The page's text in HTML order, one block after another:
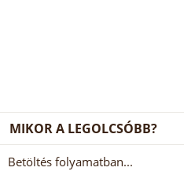
MIKOR A LEGOLCSÓBB?
Betöltés folyamatban...